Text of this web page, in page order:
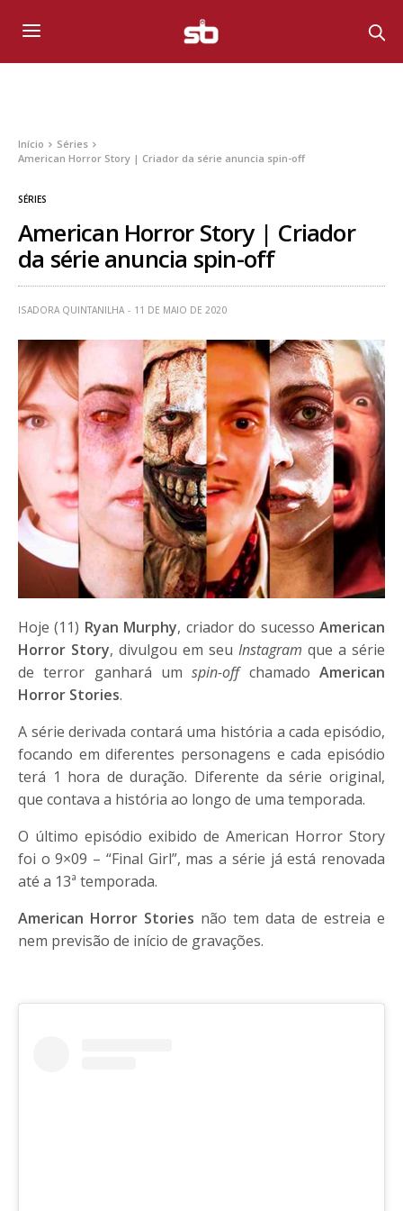
Início
Séries
American Horror Story | Criador da série anuncia spin-off
SÉRIES
American Horror Story | Criador
da série anuncia spin-off
ISADORA QUINTANILHA 11 DE MAIO DE 2020
Hoje (11) Ryan Murphy, criador do sucesso American
Horror Story, divulgou em seu Instagram que a série
de terror ganhará umspin-offchamado American
Horror Stories.
A série derivada contará uma história a cada episódio,
focando em diferentes personagens e cada episódio
terá 1 hora de duração. Diferente da série original,
que contava a história ao longo de uma temporada.
O último episódio exibido de American Horror Story
foi o 9×09 – “Final Girl”, mas a série já está renovada
até a 13ª temporada.
American Horror Stories não tem data de estreia e
nem previsão de início de gravações.